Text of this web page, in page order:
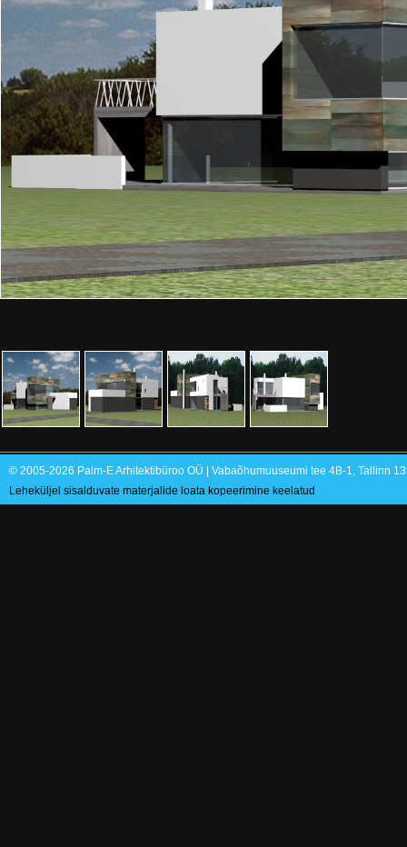
© 2005-2026 Palm-E Arhitektibüroo OÜ | Vabaõhumuuseumi tee 4B-1, Tallinn
Leheküljel sisalduvate materjalide loata kopeerimine keelatud